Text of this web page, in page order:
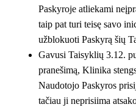
Paskyroje atliekami
taip pat turi teisę savo
užblokuoti Paskyrą šių
Gavusi Taisyklių 3.12.
pranešimą, Klinika
Naudotojo Paskyros
tačiau ji neprisiima